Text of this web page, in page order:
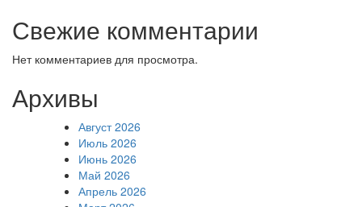
Свежие комментарии
Нет комментариев для просмотра.
Архивы
Август 2026
Июль 2026
Июнь 2026
Май 2026
Апрель 2026